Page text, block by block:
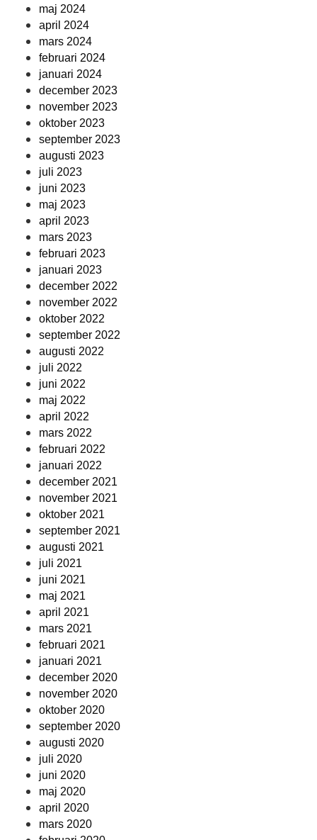
maj 2024
april 2024
mars 2024
februari 2024
januari 2024
december 2023
november 2023
oktober 2023
september 2023
augusti 2023
juli 2023
juni 2023
maj 2023
april 2023
mars 2023
februari 2023
januari 2023
december 2022
november 2022
oktober 2022
september 2022
augusti 2022
juli 2022
juni 2022
maj 2022
april 2022
mars 2022
februari 2022
januari 2022
december 2021
november 2021
oktober 2021
september 2021
augusti 2021
juli 2021
juni 2021
maj 2021
april 2021
mars 2021
februari 2021
januari 2021
december 2020
november 2020
oktober 2020
september 2020
augusti 2020
juli 2020
juni 2020
maj 2020
april 2020
mars 2020